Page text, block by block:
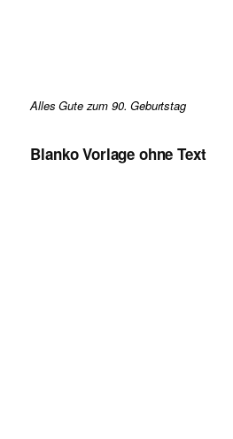
Alles Gute zum 90. Geburtstag
Blanko Vorlage ohne Text